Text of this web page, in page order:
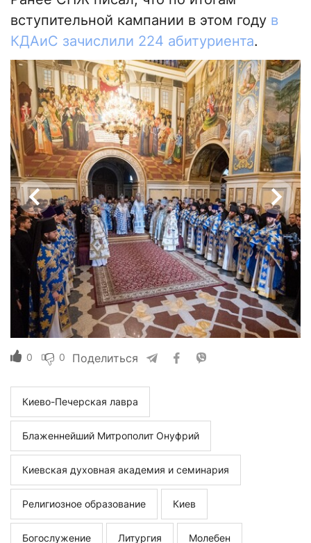
вступительной кампании в этом году в
КДАиС зачислили 224 абитуриента.
0 0 Поделиться
Киево-Печерская лавра
Блаженнейший Митрополит Онуфрий
Киевская духовная академия и семинария
Религиозное образование Киев
Богослужение Литургия Молебен